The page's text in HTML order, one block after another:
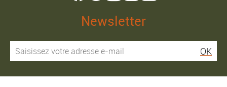
Newsletter
OK